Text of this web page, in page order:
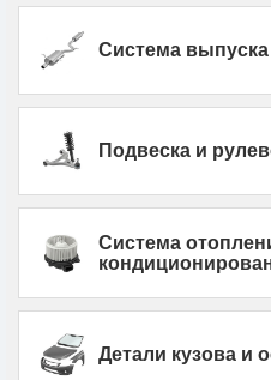
Система выпуска
Подвеска и
Система
Детали кузова и